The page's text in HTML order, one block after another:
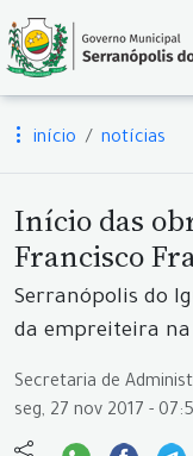
início notícias
Início das
Francisco
Serranópolis do
da empreiteira na
Secretaria de
seg, 27 nov 2017 -